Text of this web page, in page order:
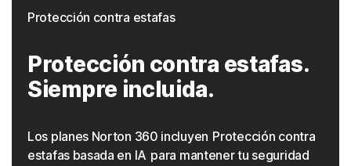
Protección contra estafas
Protección contra estafas.
Siempre incluida.
Los planes Norton 360 incluyen Protección contra
estafas basada en IA para mantener tu seguridad